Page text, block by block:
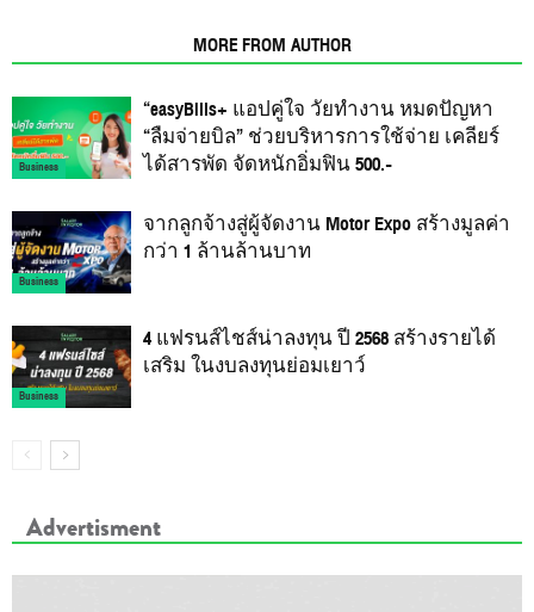
MORE FROM AUTHOR
Business
“easyBills+ แอปคู่ใจ วัยทำงาน หมดปัญหา
“ลืมจ่ายบิล” ช่วยบริหารการใช้จ่าย เคลียร์
ได้สารพัด จัดหนักอิ่มฟิน 500.-
Business
จากลูกจ้างสู่ผู้จัดงาน Motor Expo สร้างมูลค่า
กว่า 1 ล้านล้านบาท
Business
4 แฟรนส์ไชส์น่าลงทุน ปี 2568 สร้างรายได้
เสริม ในงบลงทุนย่อมเยาว์
Advertisment